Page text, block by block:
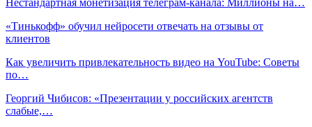
Нестандартная монетизация телеграм-канала: Миллионы на…
«Тинькофф» обучил нейросети отвечать на отзывы от
клиентов
Как увеличить привлекательность видео на YouTube: Советы
по…
Георгий Чибисов: «Презентации у российских агентств
слабые,…